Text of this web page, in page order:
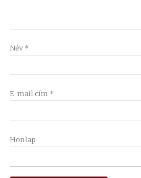
Név *
E-mail cím *
Honlap